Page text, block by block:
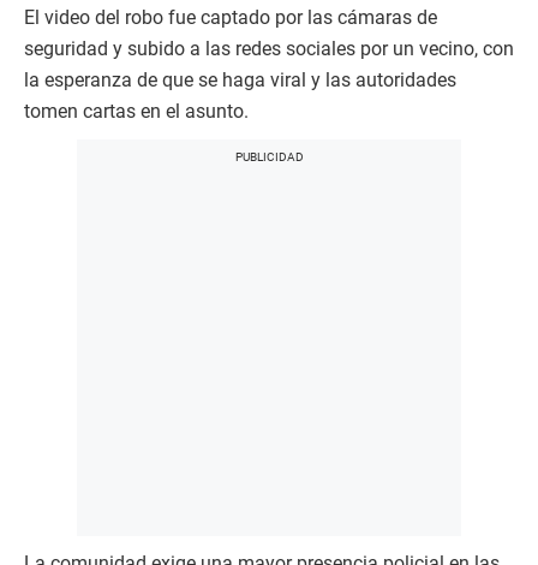
El video del robo fue captado por las cámaras de
seguridad y subido a las redes sociales por un vecino, con
la esperanza de que se haga viral y las autoridades
tomen cartas en el asunto.